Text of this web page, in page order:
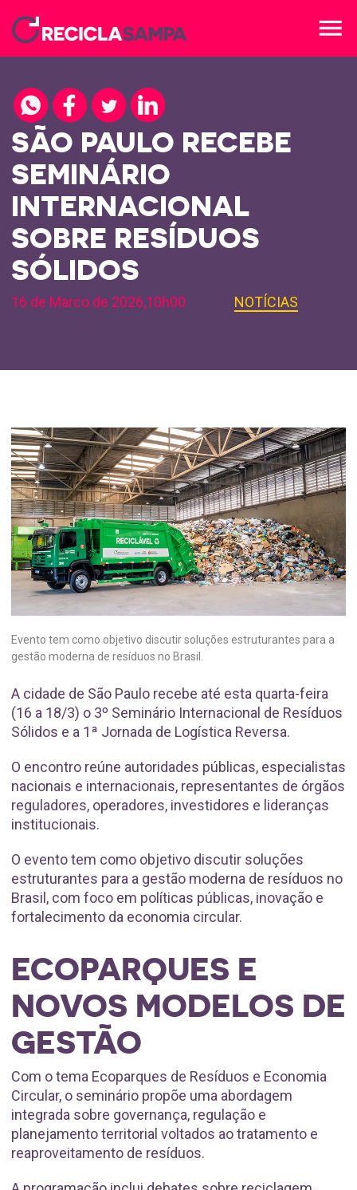
menu
SÃO PAULO RECEBE
SEMINÁRIO
INTERNACIONAL
SOBRE RESÍDUOS
SÓLIDOS
16 de Marco de 2026,10h00 NOTÍCIAS
Evento tem como objetivo discutir soluções estruturantes para a
gestão moderna de resíduos no Brasil.
A cidade de São Paulo recebe até esta quarta-feira
(16 a 18/3) o 3º Seminário Internacional de Resíduos
Sólidos e a 1ª Jornada de Logística Reversa.
O encontro reúne autoridades públicas, especialistas
nacionais e internacionais, representantes de órgãos
reguladores, operadores, investidores e lideranças
institucionais.
O evento tem como objetivo discutir soluções
estruturantes para a gestão moderna de resíduos no
Brasil, com foco em políticas públicas, inovação e
fortalecimento da economia circular.
ECOPARQUES E
NOVOS MODELOS DE
GESTÃO
Com o tema Ecoparques de Resíduos e Economia
Circular, o seminário propõe uma abordagem
integrada sobre governança, regulação e
planejamento territorial voltados ao tratamento e
reaproveitamento de resíduos.